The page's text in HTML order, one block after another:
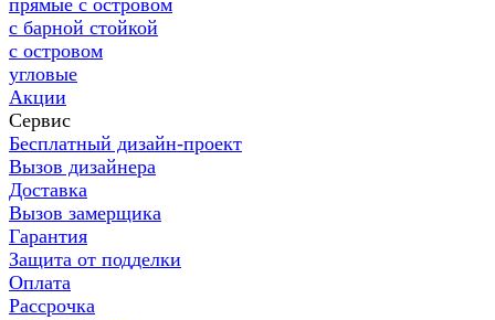
прямые с островом
с барной стойкой
с островом
угловые
Акции
Сервис
Бесплатный дизайн-проект
Вызов дизайнера
Доставка
Вызов замерщика
Гарантия
Защита от подделки
Оплата
Рассрочка